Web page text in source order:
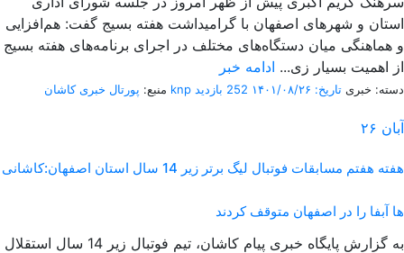
استان و شهر‌های اصفهان با گرامیداشت هفته بسیج گفت: هم‌افزایی
و هماهنگی میان دستگاه‌های مختلف در اجرای برنامه‌های هفته بسیج
از اهمیت بسیار زی... ادامه خبر
منبع: پورتال خبری كاشان knp دسته: خبری تاریخ: ۱۴۰۱/۰۸/۲۶ 252 بازدید
۲۶ آبان
هفته هفتم مسابقات فوتبال لیگ برتر زیر 14 سال استان اصفهان:کاشانی
ها آبفا را در اصفهان متوقف کردند
به گزارش پایگاه خبری پیام کاشان، تیم فوتبال زیر 14 سال استقلال